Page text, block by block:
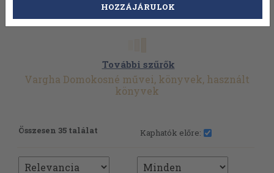
További szűrők
Vargha Domokosné művei, könyvek, használt
könyvek
Összesen 35 találat Kaphatók előre:
HOZZÁJÁRULOK